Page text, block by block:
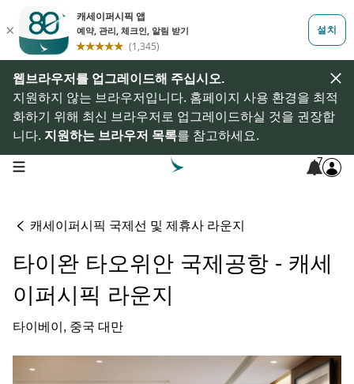
웹브라우저를 업그레이드해 주십시오.
지원하지 않는 브라우저입니다. 홈페이지 사용 환경을 최적
화하기 위해 최신 브라우저로 업그레이드하실 것을 권장합
니다. 지원하는 브라우저 목록를 참고하세요.
open navigation menu 7
캐세이퍼시픽 국제선 및 제휴사 라운지
타이완 타오위안 국제공항 - 캐세
이퍼시픽 라운지
타이베이, 중국 대만